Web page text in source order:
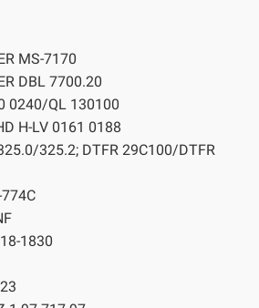
MS-7170
DBL 7700.20
0240/QL 130100
H-LV 0161 0188
325.2; DTFR 29С100/DTFR
1830